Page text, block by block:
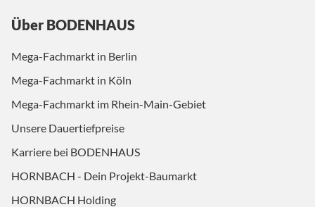
Über BODENHAUS
Mega-Fachmarkt in Berlin
Mega-Fachmarkt in Köln
Mega-Fachmarkt im Rhein-Main-Gebiet
Unsere Dauertiefpreise
Karriere bei BODENHAUS
HORNBACH - Dein Projekt-Baumarkt
HORNBACH Holding